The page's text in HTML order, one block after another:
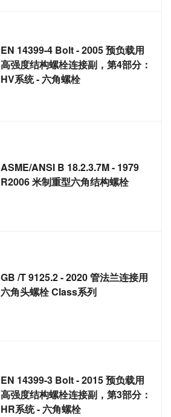
EN 14399-4 Bolt - 2005 预负载用
高强度结构螺栓连接副，第4部分：
HV系统 - 六角螺栓
ASME/ANSI B 18.2.3.7M - 1979
R2006 米制重型六角结构螺栓
GB /T 9125.2 - 2020 管法兰连接用
六角头螺栓 Class系列
EN 14399-3 Bolt - 2015 预负载用
高强度结构螺栓连接副，第3部分：
HR系统 - 六角螺栓